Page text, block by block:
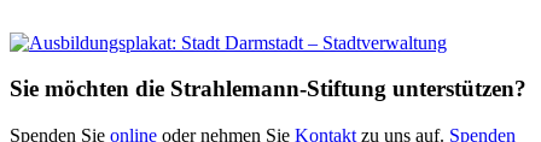
Sie möchten die Strahlemann-Stiftung unterstützen?
Spenden Sie online oder nehmen Sie Kontakt zu uns auf. Spenden